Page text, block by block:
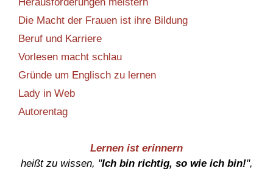
Die Macht der Frauen ist ihre Bildung
Beruf und Karriere
Vorlesen macht schlau
Gründe um Englisch zu lernen
Lady in Web
Autorentag
Lernen ist erinnern
heißt zu wissen, "Ich bin richtig, so wie ich bin!",